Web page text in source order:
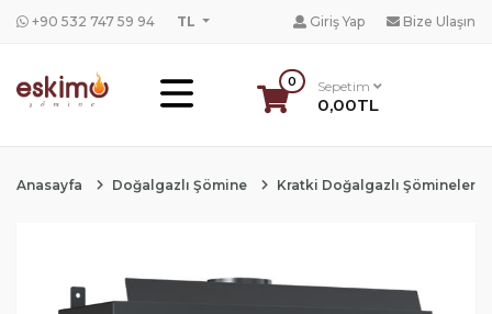
+90 532 747 59 94 TL Giriş Yap Bize Ulaşın
0 Sepetim
0,00TL
Anasayfa Doğalgazlı Şömine Kratki Doğalgazlı Şömineler